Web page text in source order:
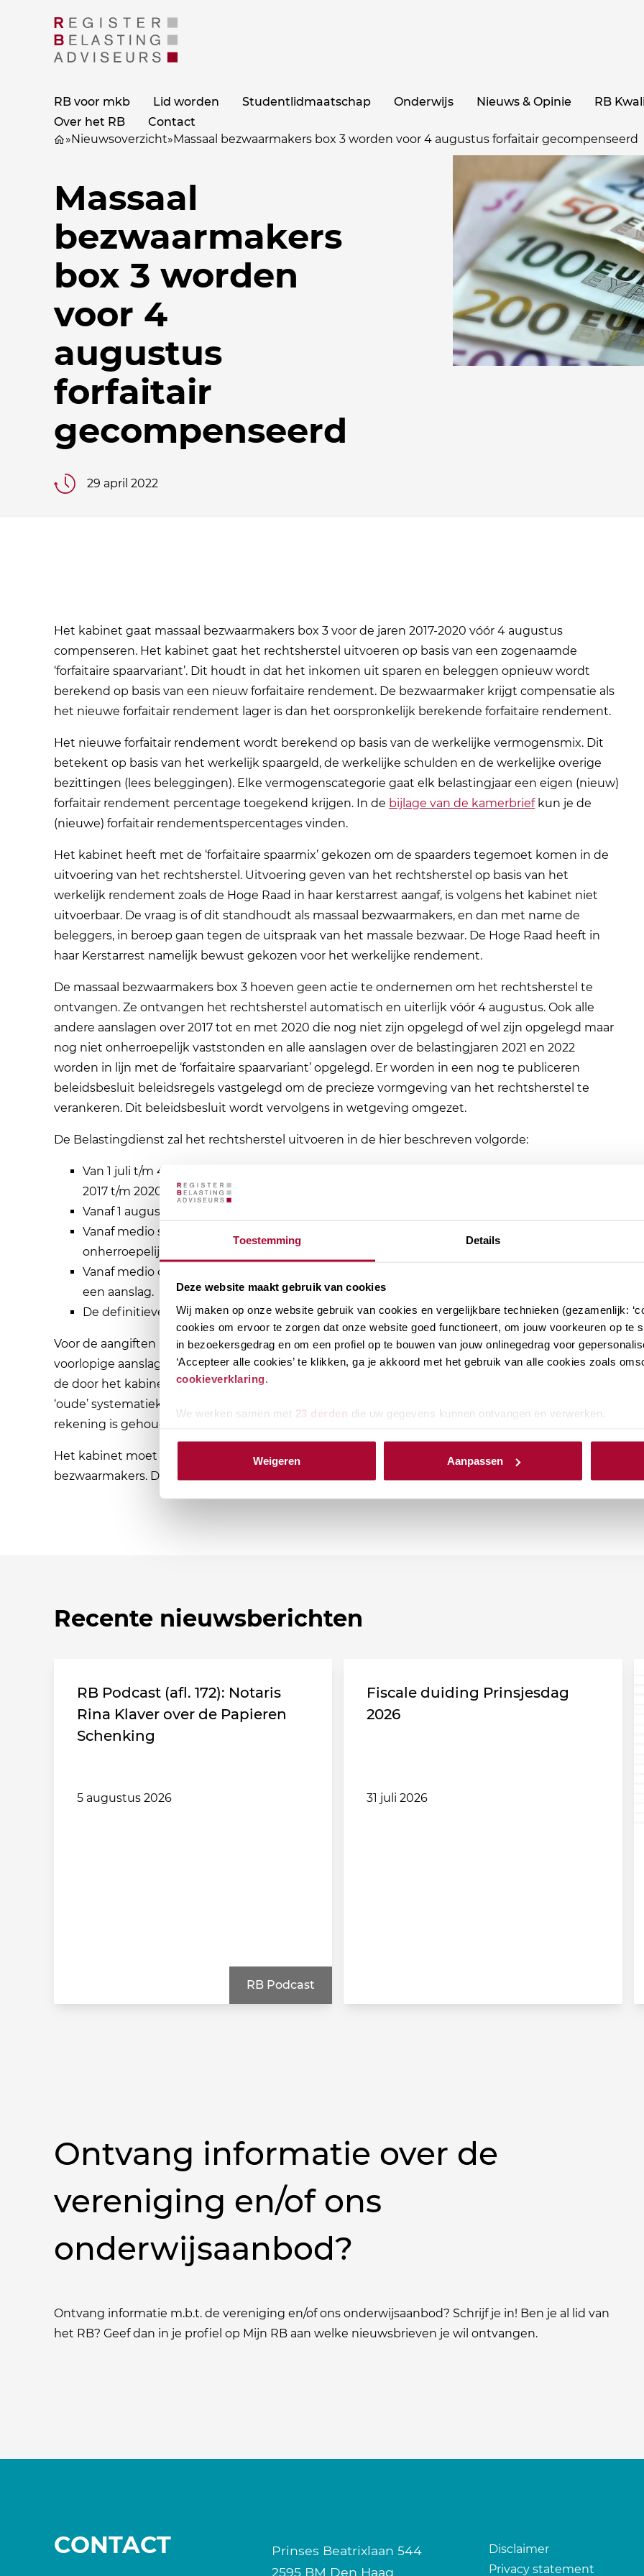
Toestemming Details
Deze website maakt gebruik van cookies
Wij maken op onze website gebruik van cookies en vergelijkbare technieken (gezamenlijk:
cookies om ervoor te zorgen dat onze website goed functioneert, om jouw voorkeuren op te
in bezoekersgedrag en om een profiel op te bouwen van jouw onlinegedrag voor
‘Accepteer alle cookies’ te klikken, ga je akkoord met het gebruik van alle cookies zoals
cookieverklaring.
We werken samen met 23 derden die uw gegevens kunnen ontvangen en verwerken.
Weigeren Aanpassen
RB voor mkb Lid worden Studentlidmaatschap Onderwijs Nieuws & Opinie
RB
Over het RB
Contact
»Nieuwsoverzicht»Massaal bezwaarmakers box 3 worden voor 4 augustus forfaitair gecompenseerd
Massaal
bezwaarmakers
box 3 worden
voor 4
augustus
forfaitair
gecompenseerd
29 april 2022
Het kabinet gaat massaal bezwaarmakers box 3 voor de jaren 2017-2020 vóór 4 augustus
compenseren. Het kabinet gaat het rechtsherstel uitvoeren op basis van een zogenaamde
‘forfaitaire spaarvariant’. Dit houdt in dat het inkomen uit sparen en beleggen opnieuw wordt
berekend op basis van een nieuw forfaitaire rendement. De bezwaarmaker krijgt compensatie als
het nieuwe forfaitair rendement lager is dan het oorspronkelijk berekende forfaitaire rendement.
Het nieuwe forfaitair rendement wordt berekend op basis van de werkelijke vermogensmix. Dit
betekent op basis van het werkelijk spaargeld, de werkelijke schulden en de werkelijke overige
bezittingen (lees beleggingen). Elke vermogenscategorie gaat elk belastingjaar een eigen (nieuw)
forfaitair rendement percentage toegekend krijgen. In de bijlage van de kamerbriefkun je de
(nieuwe) forfaitair rendementspercentages vinden.
Het kabinet heeft met de ‘forfaitaire spaarmix’ gekozen om de spaarders tegemoet komen in de
uitvoering van het rechtsherstel. Uitvoering geven van het rechtsherstel op basis van het
werkelijk rendement zoals de Hoge Raad in haar kerstarrest aangaf, is volgens het kabinet niet
uitvoerbaar. De vraag is of dit standhoudt als massaal bezwaarmakers, en dan met name de
beleggers, in beroep gaan tegen de uitspraak van het massale bezwaar. De Hoge Raad heeft in
haar Kerstarrest namelijk bewust gekozen voor het werkelijke rendement.
De massaal bezwaarmakers box 3 hoeven geen actie te ondernemen om het rechtsherstel te
ontvangen. Ze ontvangen het rechtsherstel automatisch en uiterlijk vóór 4 augustus. Ook alle
andere aanslagen over 2017 tot en met 2020 die nog niet zijn opgelegd of wel zijn opgelegd maar
nog niet onherroepelijk vaststonden en alle aanslagen over de belastingjaren 2021 en 2022
worden in lijn met de ‘forfaitaire spaarvariant’ opgelegd. Er worden in een nog te publiceren
beleidsbesluit beleidsregels vastgelegd om de precieze vormgeving van het rechtsherstel te
verankeren. Dit beleidsbesluit wordt vervolgens in wetgeving omgezet.
De Belastingdienst zal het rechtsherstel uitvoeren in de hier beschreven volgorde:
Van 1 juli t/m 4 augustus: gefaseerd herstel van de aanslagen van de massaal bezwaarmakers
2017 t/m 2020. De wettelijke uiterste datum voor rechtsherstel voor deze groep is 4 augustus.
Vanaf 1 augustus: gefaseerd aanslagen 2021 met box 3 element.
Vanaf medio september: gefaseerd herstel van de aanslagen 2017-2020 die nog niet
onherroepelijk vaststonden op 24 december 2021.
Vanaf medio oktober: aangiften 2017-2020 met box 3 element die nog niet gevolgd zijn door
een aanslag.
De definitieve aanslagen 2022 worden volgens het reguliere aanslagproces in 2023 opgelegd.
Voor de aangiften inkomstenbelasting 2021 die leiden tot een teruggaaf zal een automatische
voorlopige aanslag (AVA) worden opgelegd. In deze AVA is er nog geen rekening gehouden met
de door het kabinet gekozen ‘forfaitaire spaarvariant’. De AVA wordt vastgesteld op basis van de
‘oude’ systematiek. Op een later moment wordt een definitieve aanslag opgelegd, waarbij wel
rekening is gehouden met de ‘forfaitaire spaarvariant’.
Het kabinet moet nog een besluit nemen over het bieden van rechtsherstel aan niet-
bezwaarmakers. Dit zou ruim voor het einde van het jaar moeten gebeuren.
Recente nieuwsberichten
RB Podcast (afl. 172): Notaris
Rina Klaver over de Papieren
Schenking
5 augustus 2026
RB Podcast
Fiscale duiding Prinsjesdag
2026
31 juli 2026
Ontvang informatie over de
vereniging en/of ons
onderwijsaanbod?
Ontvang informatie m.b.t. de vereniging en/of ons onderwijsaanbod? Schrijf je in! Ben je al lid van
het RB? Geef dan in je profiel op Mijn RB aan welke nieuwsbrieven je wil ontvangen.
CONTACT
Prinses Beatrixlaan 544
2595 BM Den Haag
Disclaimer
Privacy statement